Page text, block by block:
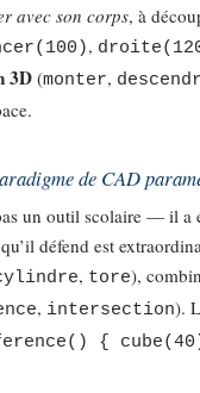
avec son corps, à
,
3D(monter,
de CAD
un outil scolaire — il
défend est
, tore),
, intersection).
{